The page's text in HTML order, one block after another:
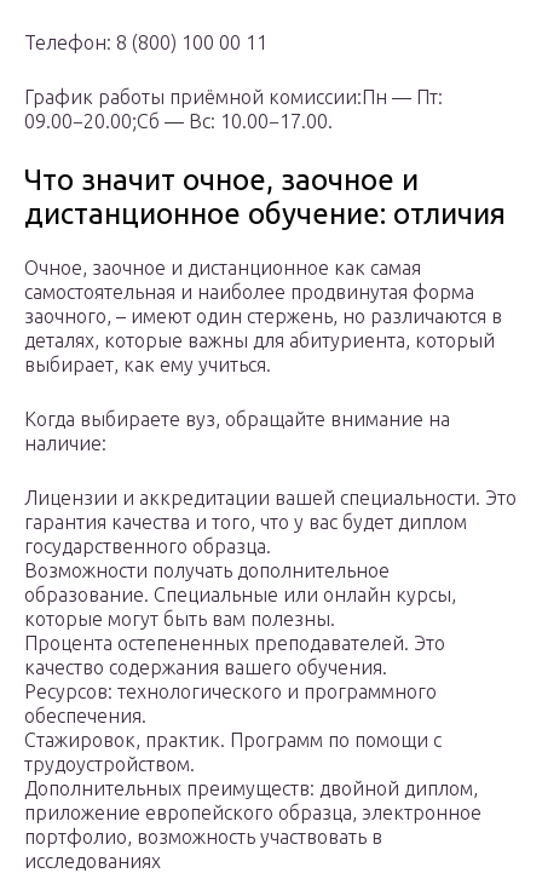
Телефон: 8 (800) 100 00 11
График работы приёмной комиссии:Пн — Пт:
09.00−20.00;Сб — Вс: 10.00−17.00.
Что значит очное, заочное и
дистанционное обучение: отличия
Очное, заочное и дистанционное как самая
самостоятельная и наиболее продвинутая форма
заочного, – имеют один стержень, но различаются в
деталях, которые важны для абитуриента, который
выбирает, как ему учиться.
Когда выбираете вуз, обращайте внимание на
наличие:
Лицензии и аккредитации вашей специальности. Это
гарантия качества и того, что у вас будет диплом
государственного образца.
Возможности получать дополнительное
образование. Специальные или онлайн курсы,
которые могут быть вам полезны.
Процента остепененных преподавателей. Это
качество содержания вашего обучения.
Ресурсов: технологического и программного
обеспечения.
Стажировок, практик. Программ по помощи с
трудоустройством.
Дополнительных преимуществ: двойной диплом,
приложение европейского образца, электронное
портфолио, возможность участвовать в
исследованиях